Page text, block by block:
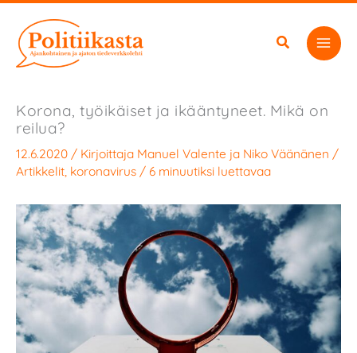
sisältöön
Korona, työikäiset ja ikääntyneet. Mikä on
reilua?
12.6.2020 / Kirjoittaja Manuel Valente ja Niko Väänänen /
Artikkelit koronavirus / 6 minuutiksi luettavaa